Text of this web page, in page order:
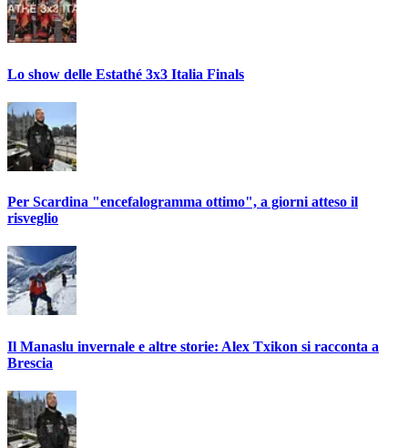
Lo show delle Estathé 3x3 Italia Finals
Per Scardina "encefalogramma ottimo", a giorni atteso il
risveglio
Il Manaslu invernale e altre storie: Alex Txikon si racconta a
Brescia